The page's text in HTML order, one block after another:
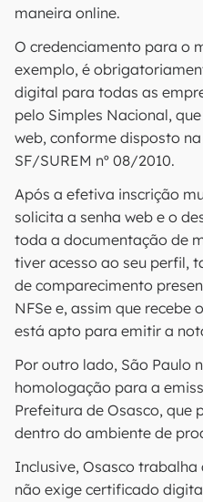
maneira online.
O credenciamento para o
exemplo, é
digital para todas as
pelo Simples Nacional,
web, conforme disposto
SF/SUREM nº 08/2010.
Após a efetiva inscrição
solicita a senha web e o
toda a documentação de
tiver acesso ao seu perfil,
de comparecimento
NFSe e, assim que recebe
está apto para emitir a
Por outro lado, São Paulo
homologação para a
Prefeitura de Osasco, que
dentro do ambiente de
Inclusive, Osasco
não exige certificado